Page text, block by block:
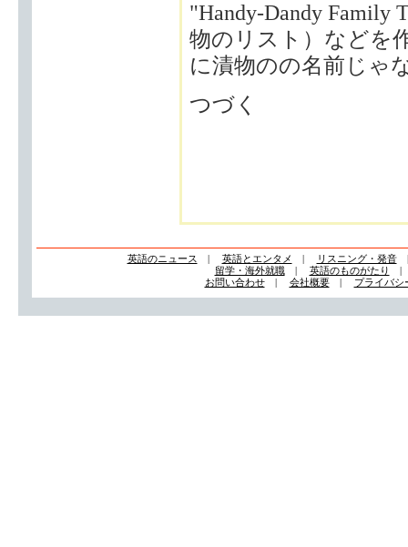
"Handy-Dandy
物のリスト）などを
に漬物のの名前じゃ
つづく
英語のニュース | 英語とエンタメ | リスニング・発音
留学・海外就職| 英語のものがたり
お問い合わせ| 会社概要| プライバシ